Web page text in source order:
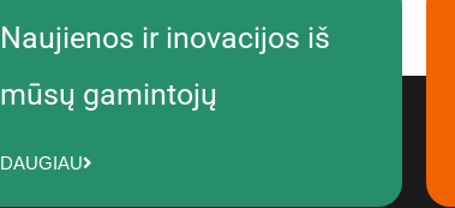
Naujienos ir inovacijos iš
mūsų gamintojų
DAUGIAU